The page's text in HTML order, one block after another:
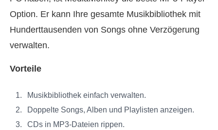
Option. Er kann Ihre gesamte Musikbibliothek mit
Hunderttausenden von Songs ohne Verzögerung
verwalten.
Vorteile
Musikbibliothek einfach verwalten.
Doppelte Songs, Alben und Playlisten anzeigen.
CDs in MP3-Dateien rippen.